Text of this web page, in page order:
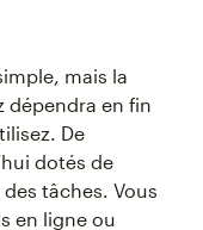
mais la
dépendra en fin
De
dotés de
tâches. Vous
en ligne ou